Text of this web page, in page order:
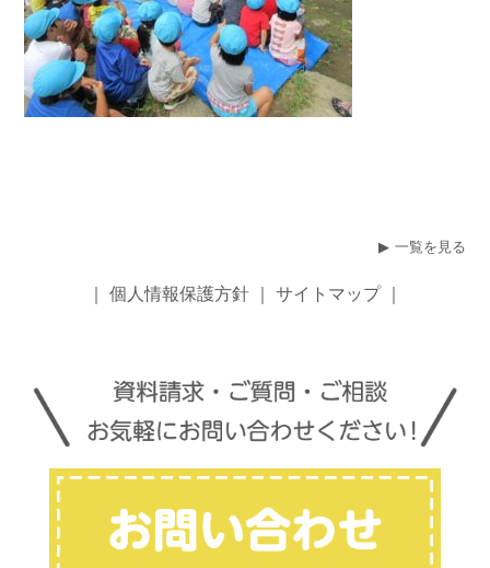
一覧を見る
個人情報保護方針 サイトマップ｜